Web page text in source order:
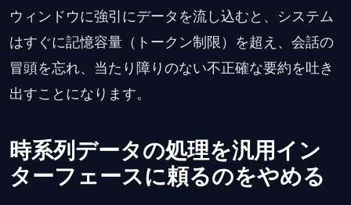
ウィンドウに強引にデータを流し込むと、システム
はすぐに記憶容量（トークン制限）を超え、会話の
冒頭を忘れ、当たり障りのない不正確な要約を吐き
出すことになります。
時系列データの処理を汎用イン
ターフェースに頼るのをやめる